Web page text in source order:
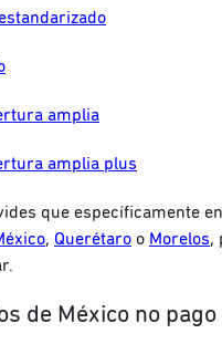
amplia
amplia plus
que específicamente
, Querétaro o Morelos,
de México no